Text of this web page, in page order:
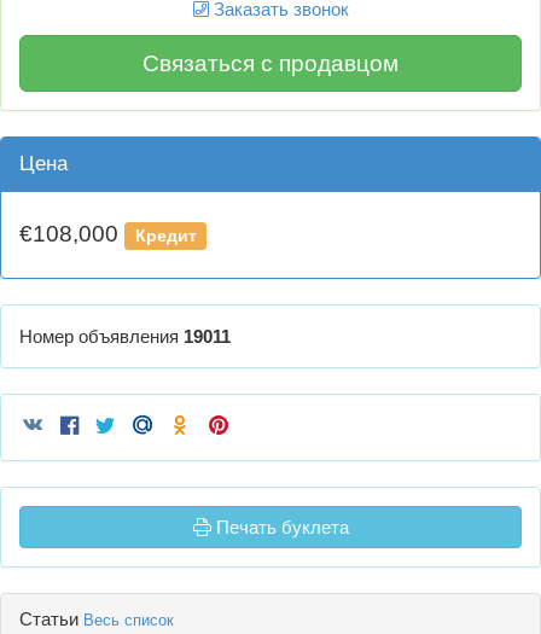
Заказать звонок
Связаться с продавцом
Цена
€108,000 Кредит
Номер объявления 19011
Печать буклета
Статьи Весь список